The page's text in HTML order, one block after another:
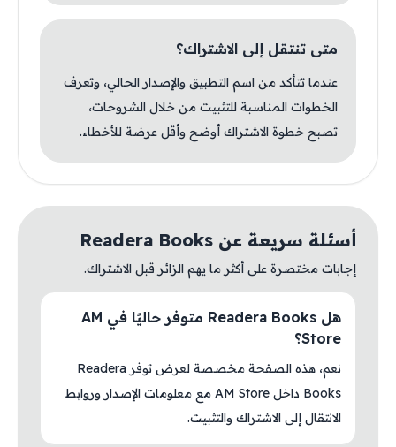
متى تنتقل إلى الاشتراك؟
عندما تتأكد من اسم التطبيق والإصدار الحالي، وتعرف
الخطوات المناسبة للتثبيت من خلال الشروحات،
تصبح خطوة الاشتراك أوضح وأقل عرضة للأخطاء.
أسئلة سريعة عن Readera Books
إجابات مختصرة على أكثر ما يهم الزائر قبل الاشتراك.
هل Readera Books متوفر حاليًا في AM
Store؟
نعم، هذه الصفحة مخصصة لعرض توفر Readera
Books داخل AM Store مع معلومات الإصدار وروابط
الانتقال إلى الاشتراك والتثبيت.